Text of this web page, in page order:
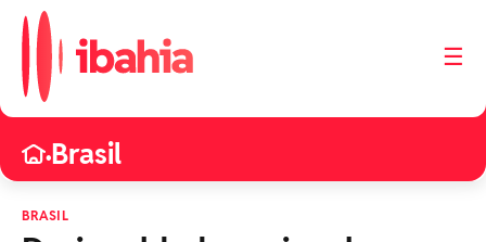
☰
•Brasil
BRASIL